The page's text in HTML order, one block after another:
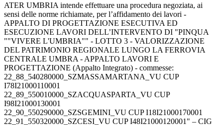
ATER UMBRIA intende effettuare una procedura negoziata, ai
sensi delle norme richiamate, per l’affidamento dei lavori -
APPALTO DI PROGETTAZIONE ESECUTIVA ED
ESECUZIONE LAVORI DELL’INTERVENTO DI "PINQUA
""VIVERE L'UMBRIA"" - LOTTO 3 - VALORIZZAZIONE
DEL PATRIMONIO REGIONALE LUNGO LA FERROVIA
CENTRALE UMBRA - APPALTO LAVORI E
PROGETTAZIONE (Appalto Integrato) - commesse:
22_88_540280000_SZMASSAMARTANA_VU CUP
I78I21000110001
22_89_550010000_SZACQUASPARTA_VU CUP
I98I21000130001
22_90_550290000_SZSGEMINI_VU CUP I18I21000170001
22_91_550320000_SZCESI_VU CUP I48I21000120001" – CIG